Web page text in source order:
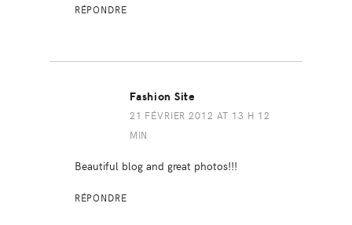
RÉPONDRE
Fashion Site
21 FÉVRIER 2012 AT 13 H 12
MIN
Beautiful blog and great photos!!!
RÉPONDRE